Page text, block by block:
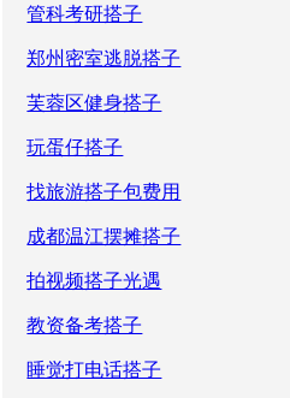
管科考研搭子
郑州密室逃脱搭子
芙蓉区健身搭子
玩蛋仔搭子
找旅游搭子包费用
成都温江摆摊搭子
拍视频搭子光遇
教资备考搭子
睡觉打电话搭子